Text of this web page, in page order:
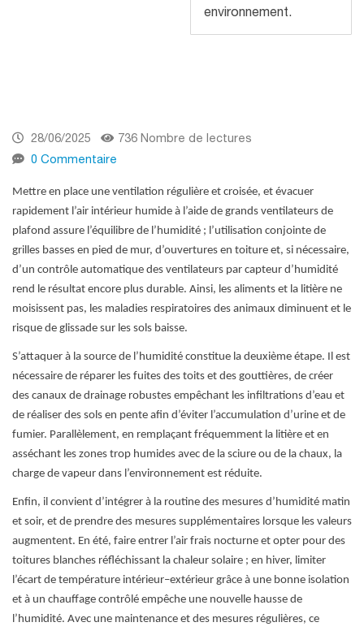
environnement.
28/06/2025
736 Nombre de lectures
0 Commentaire
Mettre en place une ventilation régulière et croisée, et évacuer
rapidement l’air intérieur humide à l’aide de grands ventilateurs de
plafond assure l’équilibre de l’humidité ; l’utilisation conjointe de
grilles basses en pied de mur, d’ouvertures en toiture et, si nécessaire,
d’un contrôle automatique des ventilateurs par capteur d’humidité
rend le résultat encore plus durable. Ainsi, les aliments et la litière ne
moisissent pas, les maladies respiratoires des animaux diminuent et le
risque de glissade sur les sols baisse.
S’attaquer à la source de l’humidité constitue la deuxième étape. Il est
nécessaire de réparer les fuites des toits et des gouttières, de créer
des canaux de drainage robustes empêchant les infiltrations d’eau et
de réaliser des sols en pente afin d’éviter l’accumulation d’urine et de
fumier. Parallèlement, en remplaçant fréquemment la litière et en
asséchant les zones trop humides avec de la sciure ou de la chaux, la
charge de vapeur dans l’environnement est réduite.
Enfin, il convient d’intégrer à la routine des mesures d’humidité matin
et soir, et de prendre des mesures supplémentaires lorsque les valeurs
augmentent. En été, faire entrer l’air frais nocturne et opter pour des
toitures blanches réfléchissant la chaleur solaire ; en hiver, limiter
l’écart de température intérieur–extérieur grâce à une bonne isolation
et à un chauffage contrôlé empêche une nouvelle hausse de
l’humidité. Avec une maintenance et des mesures régulières, ce